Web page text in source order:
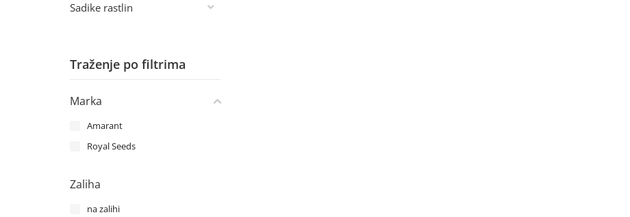
Sadike rastlin
Traženje po filtrima
Marka
Amarant
Royal Seeds
Zaliha
na zalihi